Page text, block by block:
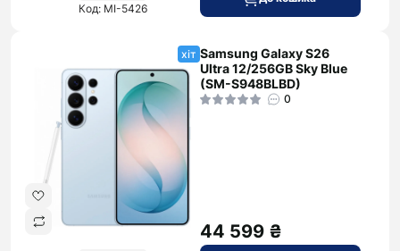
Код: MI-5426
хіт Samsung Galaxy S26
Ultra 12/256GB Sky Blue
(SM-S948BLBD)
0
44 599 ₴